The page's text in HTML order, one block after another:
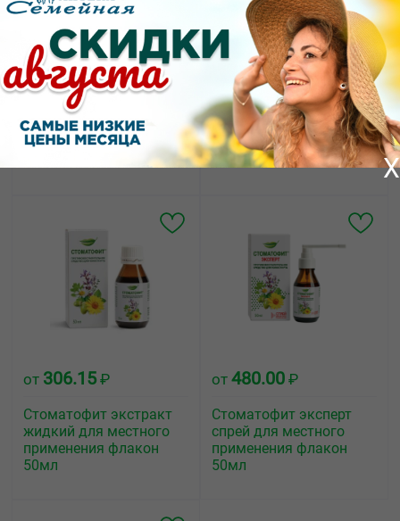
от88.50₽
Ротокан экстракт
жидкий для приёма
внутрь и местного
применения флакон
от 464.97₽
Стоматофит экстракт
жидкий для местного
применения флакон
100мл
от 306.15 ₽
Стоматофит экстракт
жидкий для местного
применения флакон
50мл
от 480.00 ₽
Стоматофит эксперт
спрей для местного
применения флакон
50мл
X